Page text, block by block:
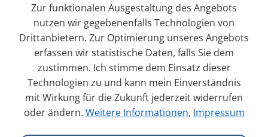
Datensätze sicher löschen
Gelöschte Inhalte können in TYPO3
wiederhergestellt werden. Bestehende
Datenschutzgesetze erfordern jedoch, dass
Daten nach einer bestimmten Zeit gelöscht
werden. In TYPO3 12 lässt sich ein
„Mindestalter“ für Datensätze festlegen, so dass
Zur funktionalen Ausgestaltung des Angebots
nutzen wir gegebenenfalls Technologien von
Drittanbietern. Zur Optimierung unseres Angebots
erfassen wir statistische Daten, falls Sie dem
zustimmen. Ich stimme dem Einsatz dieser
Technologien zu und kann mein Einverständnis
mit Wirkung für die Zukunft jederzeit widerrufen
oder ändern. Weitere Informationen, Impressum